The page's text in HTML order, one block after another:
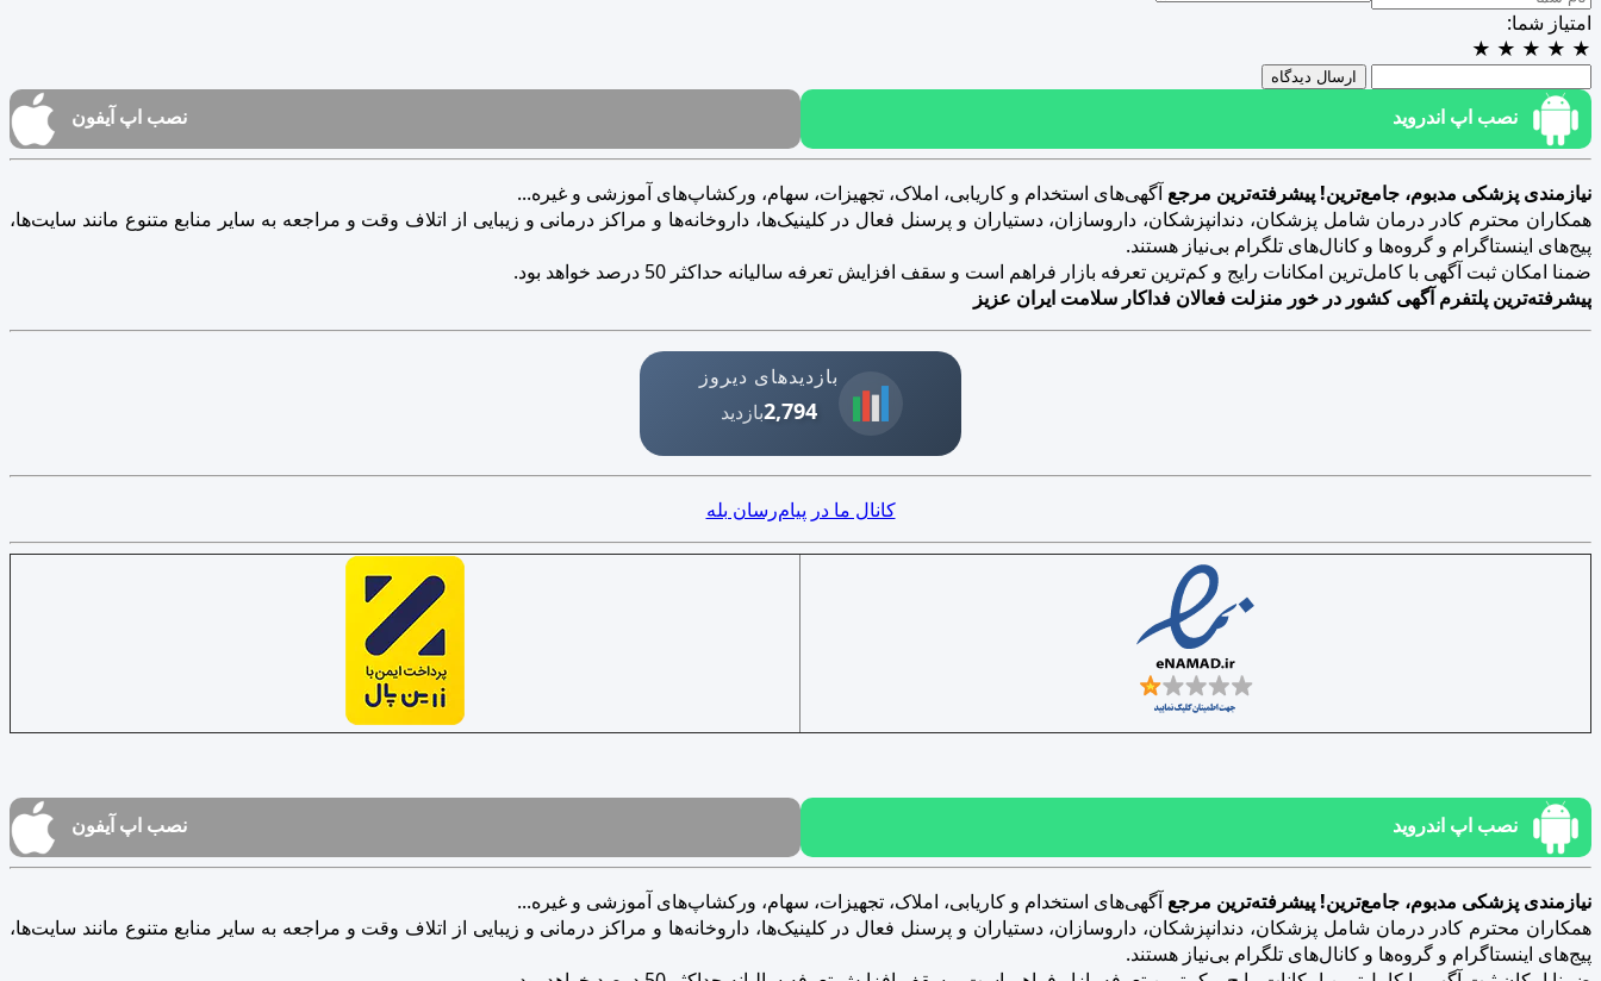
امتیاز شما:
★
★
★
★
★
ارسال دیدگاه
نصب اپ اندروید نصب اپ آیفون
نیازمندی پزشکی مدبوم، جامع‌ترین! پیشرفته‌ترین مرجع آگهی‌های استخدام و کاریابی، املاک، تجهیزات، سهام، ورکشاپ‌های آموزشی و غیره...
همکاران محترم کادر درمان شامل پزشکان، دندانپزشکان، داروسازان، دستیاران و پرسنل فعال در کلینیک‌ها، داروخانه‌ها و مراکز درمانی و زیبایی از اتلاف وقت و مراجعه به سایر منابع متنوع مانند سایت‌ها،
پیج‌های اینستاگرام و گروه‌ها و کانال‌های تلگرام بی‌نیاز هستند.
ضمنا امکان ثبت آگهی با کامل‌ترین امکانات رایج و کم‌ترین تعرفه بازار فراهم است و سقف افزایش تعرفه سالیانه حداکثر 50 درصد خواهد بود.
پیشرفته‌ترین پلتفرم آگهی کشور در خور منزلت فعالان فداکار سلامت ایران عزیز
بازدیدهای دیروز
2,794بازدید
کانال ما در پیام‌رسان بله
نصب اپ اندروید نصب اپ آیفون
نیازمندی پزشکی مدبوم، جامع‌ترین! پیشرفته‌ترین مرجع آگهی‌های استخدام و کاریابی، املاک، تجهیزات، سهام، ورکشاپ‌های آموزشی و غیره...
همکاران محترم کادر درمان شامل پزشکان، دندانپزشکان، داروسازان، دستیاران و پرسنل فعال در کلینیک‌ها، داروخانه‌ها و مراکز درمانی و زیبایی از اتلاف وقت و مراجعه به سایر منابع متنوع مانند سایت‌ها،
پیج‌های اینستاگرام و گروه‌ها و کانال‌های تلگرام بی‌نیاز هستند.